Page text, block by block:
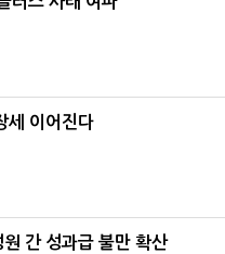
세 이어진다
간 성과급 불만 확산